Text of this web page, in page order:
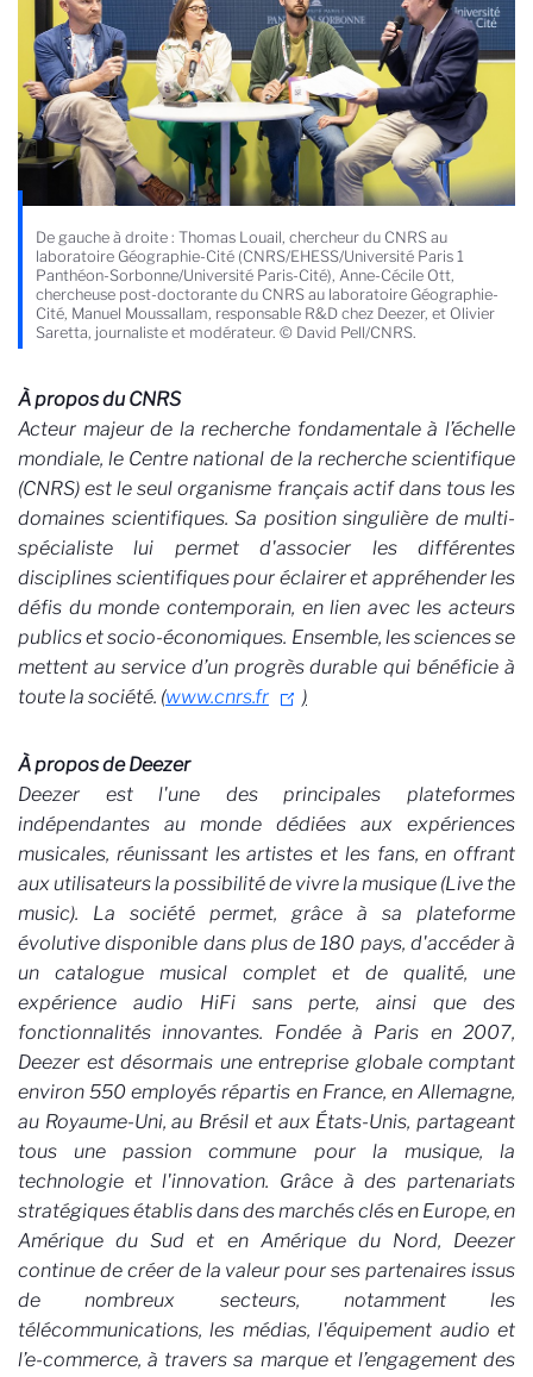
De gauche à droite : Thomas Louail, chercheur du CNRS au
laboratoire Géographie-Cité (CNRS/EHESS/Université Paris 1
Panthéon-Sorbonne/Université Paris-Cité), Anne-Cécile Ott,
chercheuse post-doctorante du CNRS au laboratoire Géographie-
Cité, Manuel Moussallam, responsable R&D chez Deezer, et Olivier
Saretta, journaliste et modérateur. © David Pell/CNRS.
À propos du CNRS
Acteur majeur de la recherche fondamentale à l’échelle
mondiale, le Centre national de la recherche scientifique
(CNRS) est le seul organisme français actif dans tous les
domaines scientifiques. Sa position singulière de multi-
spécialiste lui permet d'associer les différentes
disciplines scientifiques pour éclairer et appréhender les
défis du monde contemporain, en lien avec les acteurs
publics et socio-économiques. Ensemble, les sciences se
mettent au service d’un progrès durable qui bénéficie à
toute la société. (www.cnrs.fr )
À propos de Deezer
Deezer est l'une des principales plateformes
indépendantes au monde dédiées aux expériences
musicales, réunissant les artistes et les fans, en offrant
aux utilisateurs la possibilité de vivre la musique (Live the
music). La société permet, grâce à sa plateforme
évolutive disponible dans plus de 180 pays, d'accéder à
un catalogue musical complet et de qualité, une
expérience audio HiFi sans perte, ainsi que des
fonctionnalités innovantes. Fondée à Paris en 2007,
Deezer est désormais une entreprise globale comptant
environ 550 employés répartis en France, en Allemagne,
au Royaume-Uni, au Brésil et aux États-Unis, partageant
tous une passion commune pour la musique, la
technologie et l'innovation. Grâce à des partenariats
stratégiques établis dans des marchés clés en Europe, en
Amérique du Sud et en Amérique du Nord, Deezer
continue de créer de la valeur pour ses partenaires issus
de nombreux secteurs, notamment les
télécommunications, les médias, l'équipement audio et
l’e-commerce, à travers sa marque et l’engagement des